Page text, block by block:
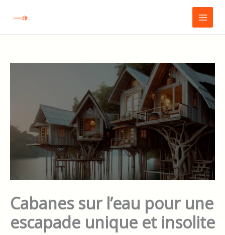
Main
Menu
Cabanes sur l’eau pour une
escapade unique et insolite